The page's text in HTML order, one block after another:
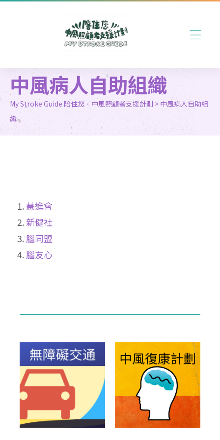
中風病人自助組織
My Stroke Guide 陪住您．中風照顧者支援計劃 > 中風病人自助組
織
慧進會
新健社
腦同盟
腦友心